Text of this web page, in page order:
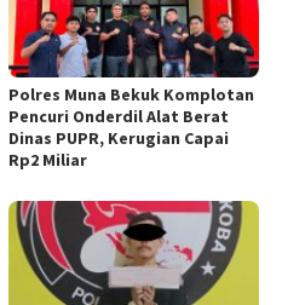
Polres Muna Bekuk Komplotan
Pencuri Onderdil Alat Berat
Dinas PUPR, Kerugian Capai
Rp2 Miliar